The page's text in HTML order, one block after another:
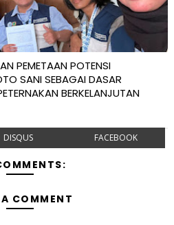
PEMETAAN POTENSI
SANI SEBAGAI DASAR
BERKELANJUTAN
DISQUS FACEBOOK
COMMENT